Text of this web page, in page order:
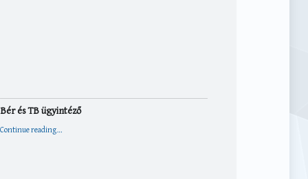
Bér és TB ügyintéző
Continue reading…